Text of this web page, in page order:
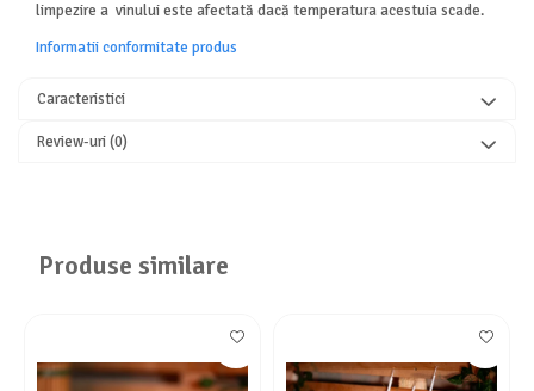
limpezire a vinului este afectată dacă temperatura acestuia scade.
Informatii conformitate produs
Caracteristici
Review-uri(0)
Produse similare